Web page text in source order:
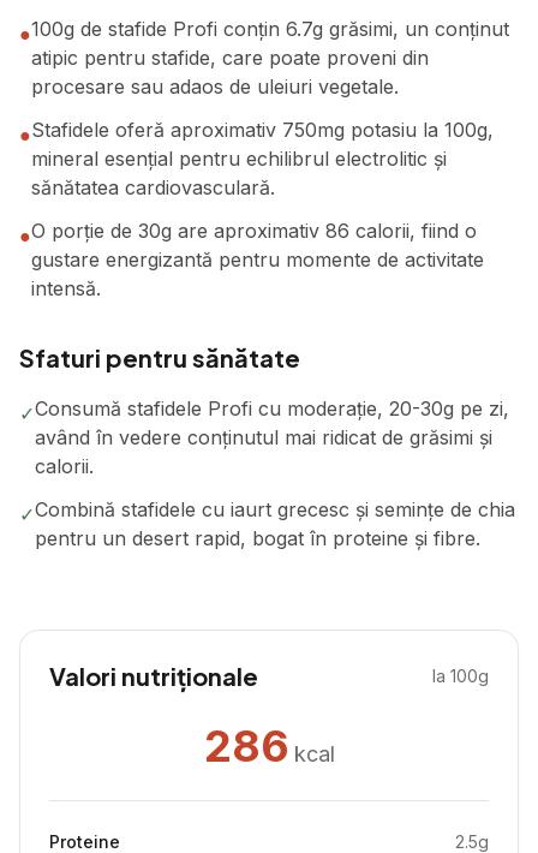
●100g de stafide Profi conțin 6.7g grăsimi, un conținut
atipic pentru stafide, care poate proveni din
procesare sau adaos de uleiuri vegetale.
●Stafidele oferă aproximativ 750mg potasiu la 100g,
mineral esențial pentru echilibrul electrolitic și
sănătatea cardiovasculară.
●O porție de 30g are aproximativ 86 calorii, fiind o
gustare energizantă pentru momente de activitate
intensă.
Sfaturi pentru sănătate
✓Consumă stafidele Profi cu moderație, 20-30g pe zi,
având în vedere conținutul mai ridicat de grăsimi și
calorii.
✓Combină stafidele cu iaurt grecesc și semințe de chia
pentru un desert rapid, bogat în proteine și fibre.
Valori nutriționale la 100g
286 kcal
Proteine 2.5g